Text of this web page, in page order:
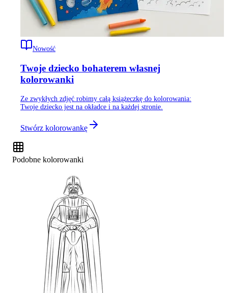
Nowość
Twoje dziecko bohaterem własnej
kolorowanki
Ze zwykłych zdjęć robimy całą książeczkę do kolorowania:
Twoje dziecko jest na okładce i na każdej stronie.
Stwórz kolorowankę
Podobne kolorowanki